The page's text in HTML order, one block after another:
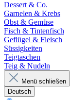
Dessert & Co.
Garnelen & Krebs
Obst & Gemüse
Fisch & Tintenfisch
Geflügel & Fleisch
Süssigkeiten
Teigtaschen
Teig & Nudeln
Menü schließen
Deutsch